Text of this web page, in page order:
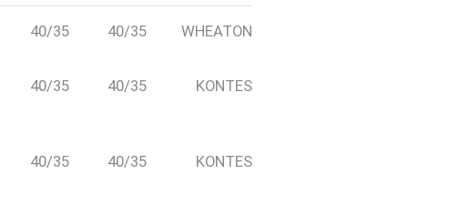
40/35 40/35 WHEATON
40/35 40/35 KONTES
40/35 40/35 KONTES